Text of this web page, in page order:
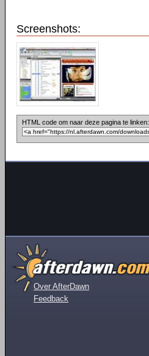
Screenshots:
HTML code om naar deze pagina te linken:
Over AfterDawn
Feedback